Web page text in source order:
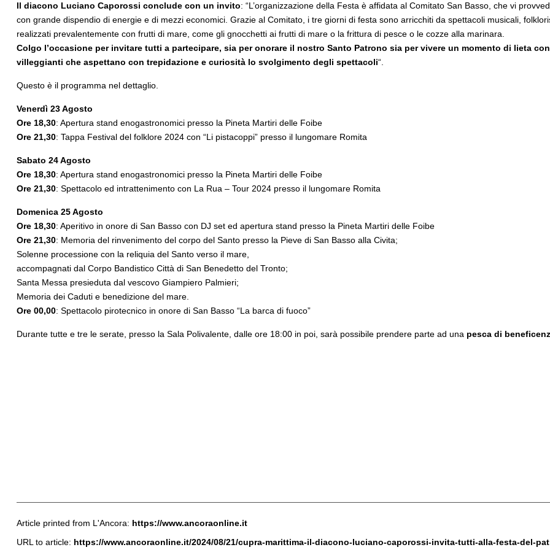
Il diacono Luciano Caporossi conclude con un invito: “L’organizzazione della Festa è affidata al Comitato San Basso, che vi
con grande dispendio di energie e di mezzi economici. Grazie al Comitato, i tre giorni di festa sono arricchiti da spettacoli musicali,
realizzati prevalentemente con frutti di mare, come gli gnocchetti ai frutti di mare o la frittura di pesce o le cozze alla marinara.
Colgo l’occasione per invitare tutti a partecipare, sia per onorare il nostro Santo Patrono sia per vivere un momento di lieta
villeggianti che aspettano con trepidazione e curiosità lo svolgimento degli spettacoli“.
Questo è il programma nel dettaglio.
Venerdì 23 Agosto
Ore 18,30: Apertura stand enogastronomici presso la Pineta Martiri delle Foibe
Ore 21,30: Tappa Festival del folklore 2024 con “Li pistacoppi” presso il lungomare Romita
Sabato 24 Agosto
Ore 18,30: Apertura stand enogastronomici presso la Pineta Martiri delle Foibe
Ore 21,30: Spettacolo ed intrattenimento con La Rua – Tour 2024 presso il lungomare Romita
Domenica 25 Agosto
Ore 18,30: Aperitivo in onore di San Basso con DJ set ed apertura stand presso la Pineta Martiri delle Foibe
Ore 21,30: Memoria del rinvenimento del corpo del Santo presso la Pieve di San Basso alla Civita;
Solenne processione con la reliquia del Santo verso il mare,
accompagnati dal Corpo Bandistico Città di San Benedetto del Tronto;
Santa Messa presieduta dal vescovo Giampiero Palmieri;
Memoria dei Caduti e benedizione del mare.
Ore 00,00: Spettacolo pirotecnico in onore di San Basso “La barca di fuoco”
Durante tutte e tre le serate, presso la Sala Polivalente, dalle ore 18:00 in poi, sarà possibile prendere parte ad una pesca di
Article printed from L'Ancora: https://www.ancoraonline.it
URL to article: https://www.ancoraonline.it/2024/08/21/cupra-marittima-il-diacono-luciano-caporossi-invita-tutti-alla-festa-del-